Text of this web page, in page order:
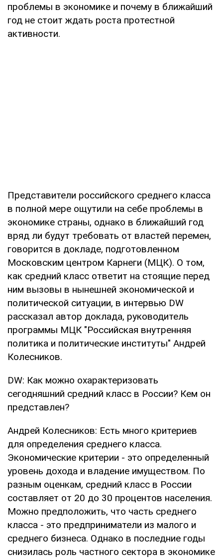
проблемы в экономике и почему в ближайший
год не стоит ждать роста протестной
активности.
Представители российского среднего класса
в полной мере ощутили на себе проблемы в
экономике страны, однако в ближайший год
вряд ли будут требовать от властей перемен,
говорится в докладе, подготовленном
Московским центром Карнеги (МЦК). О том,
как средний класс ответит на стоящие перед
ним вызовы в нынешней экономической и
политической ситуации, в интервью DW
рассказал автор доклада, руководитель
программы МЦК "Российская внутренняя
политика и политические институты" Андрей
Колесников.
DW: Как можно охарактеризовать
сегодняшний средний класс в России? Кем он
представлен?
Андрей Колесников: Есть много критериев
для определения среднего класса.
Экономические критерии - это определенный
уровень дохода и владение имуществом. По
разным оценкам, средний класс в России
составляет от 20 до 30 процентов населения.
Можно предположить, что часть среднего
класса - это предприниматели из малого и
среднего бизнеса. Однако в последние годы
снизилась роль частного сектора в экономике